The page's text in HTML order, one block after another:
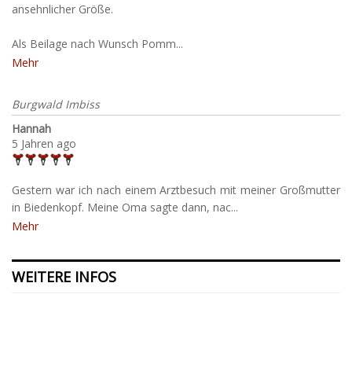
ansehnlicher Größe.
Als Beilage nach Wunsch Pomm...
Mehr
Burgwald Imbiss
Hannah
5 Jahren ago
Gestern war ich nach einem Arztbesuch mit meiner Großmutter
in Biedenkopf. Meine Oma sagte dann, nac...
Mehr
WEITERE INFOS